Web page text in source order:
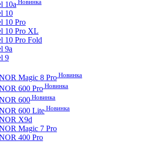
10a
10
10 Pro
10 Pro XL
10 Pro Fold
9a
9
Magic 8 Pro Новинка
600 Pro Новинка
600Новинка
600 Lite Новинка
X9d
Magic 7 Pro
400 Pro